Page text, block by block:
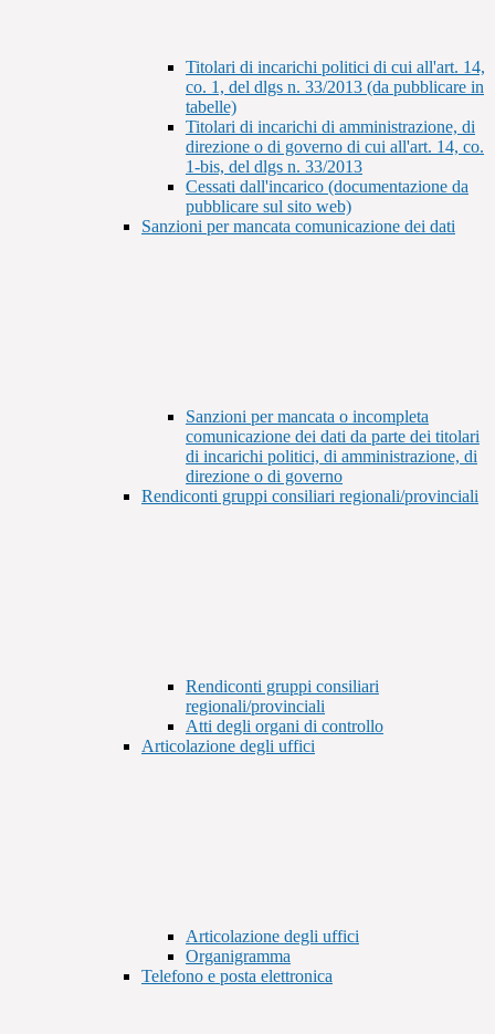
Titolari di incarichi politici di cui all'art. 14,
co. 1, del dlgs n. 33/2013 (da pubblicare in
tabelle)
Titolari di incarichi di amministrazione, di
direzione o di governo di cui all'art. 14, co.
1-bis, del dlgs n. 33/2013
Cessati dall'incarico (documentazione da
pubblicare sul sito web)
Sanzioni per mancata comunicazione dei dati
Sanzioni per mancata o incompleta
comunicazione dei dati da parte dei titolari
di incarichi politici, di amministrazione, di
direzione o di governo
Rendiconti gruppi consiliari regionali/provinciali
Rendiconti gruppi consiliari
regionali/provinciali
Atti degli organi di controllo
Articolazione degli uffici
Articolazione degli uffici
Organigramma
Telefono e posta elettronica